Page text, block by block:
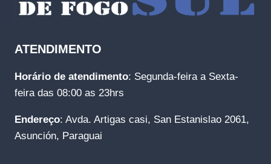
ATENDIMENTO
Horário de atendimento: Segunda-feira a Sexta-
feira das 08:00 as 23hrs
Endereço: Avda. Artigas casi, San Estanislao 2061,
Asunción, Paraguai